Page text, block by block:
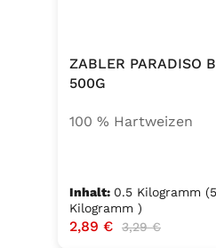
ZABLER PARADISO
500G
100 % Hartweizen
Inhalt: 0.5 Kilogramm
Kilogramm )
Verkaufspreis:
2,89 € Regulärer Preis:
3,29 €